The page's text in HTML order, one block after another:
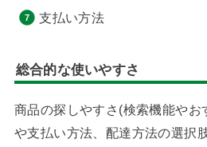
支払い方法
総合的な使いやすさ
商品の探しやすさ(検索機能やお
や支払い方法、配達方法の選択